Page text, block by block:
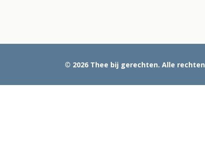
© 2026 Thee bij gerechten. Alle